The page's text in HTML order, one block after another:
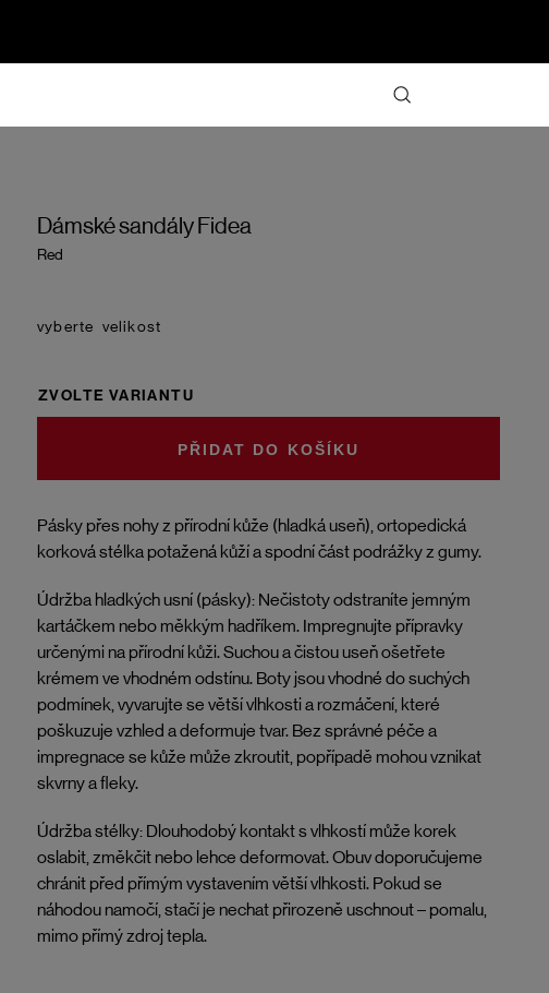
Dámské sandály Fidea
Red
Pásky přes nohy z přírodní kůže (hladká useň), ortopedická
korková stélka potažená kůží a spodní část podrážky z gumy.
Údržba hladkých usní (pásky): Nečistoty odstraníte jemným
kartáčkem nebo měkkým hadříkem. Impregnujte přípravky
určenými na přírodní kůži. Suchou a čistou useň ošetřete
krémem ve vhodném odstínu. Boty jsou vhodné do suchých
podmínek, vyvarujte se větší vlhkosti a rozmáčení, které
poškuzuje vzhled a deformuje tvar. Bez správné péče a
impregnace se kůže může zkroutit, popřípadě mohou vznikat
skvrny a fleky.
Údržba stélky: Dlouhodobý kontakt s vlhkostí může korek
oslabit, změkčit nebo lehce deformovat. Obuv doporučujeme
chránit před přímým vystavením větší vlhkosti. Pokud se
náhodou namočí, stačí je nechat přirozeně uschnout – pomalu,
mimo přímý zdroj tepla.
velikost
ZVOLTE VARIANTU
DO KOŠÍKU